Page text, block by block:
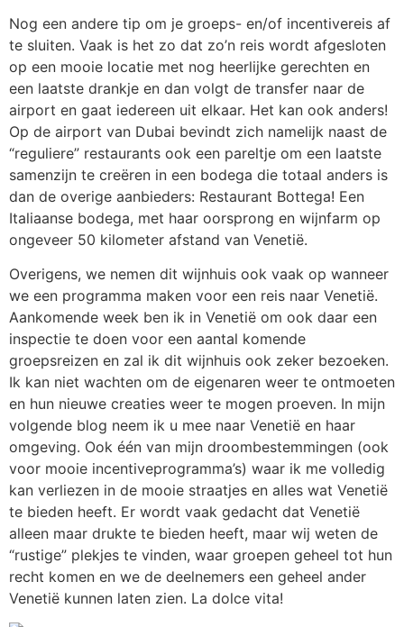
Nog een andere tip om je groeps- en/of incentivereis af
te sluiten. Vaak is het zo dat zo’n reis wordt afgesloten
op een mooie locatie met nog heerlijke gerechten en
een laatste drankje en dan volgt de transfer naar de
airport en gaat iedereen uit elkaar. Het kan ook anders!
Op de airport van Dubai bevindt zich namelijk naast de
“reguliere” restaurants ook een pareltje om een laatste
samenzijn te creëren in een bodega die totaal anders is
dan de overige aanbieders: Restaurant Bottega! Een
Italiaanse bodega, met haar oorsprong en wijnfarm op
ongeveer 50 kilometer afstand van Venetië.
Overigens, we nemen dit wijnhuis ook vaak op wanneer
we een programma maken voor een reis naar Venetië.
Aankomende week ben ik in Venetië om ook daar een
inspectie te doen voor een aantal komende
groepsreizen en zal ik dit wijnhuis ook zeker bezoeken.
Ik kan niet wachten om de eigenaren weer te ontmoeten
en hun nieuwe creaties weer te mogen proeven. In mijn
volgende blog neem ik u mee naar Venetië en haar
omgeving. Ook één van mijn droombestemmingen (ook
voor mooie incentiveprogramma’s) waar ik me volledig
kan verliezen in de mooie straatjes en alles wat Venetië
te bieden heeft. Er wordt vaak gedacht dat Venetië
alleen maar drukte te bieden heeft, maar wij weten de
“rustige” plekjes te vinden, waar groepen geheel tot hun
recht komen en we de deelnemers een geheel ander
Venetië kunnen laten zien. La dolce vita!